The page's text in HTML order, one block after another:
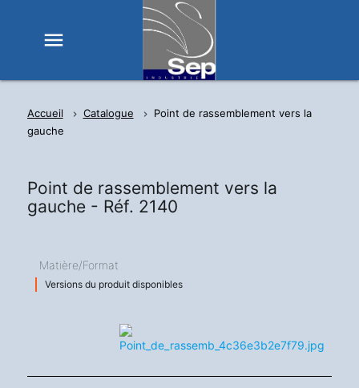
menu
Accueil Catalogue
Point de rassemblement vers la
gauche
Point de rassemblement vers la
gauche - Réf. 2140
Matière/Format
Versions du produit disponibles